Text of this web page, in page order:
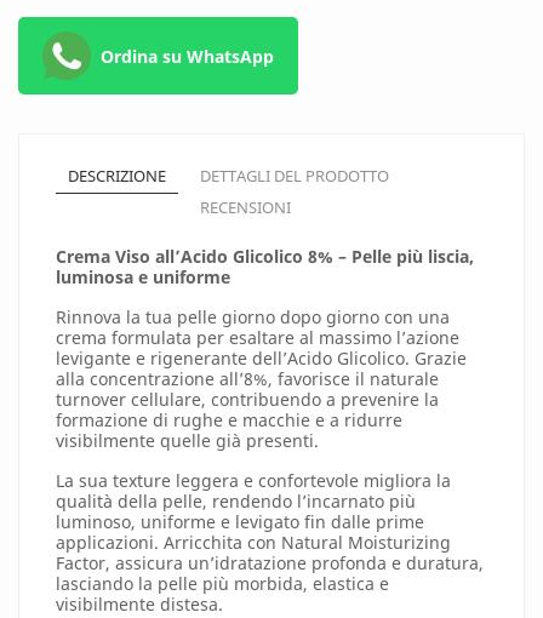
Ordina su WhatsApp
DESCRIZIONE
DETTAGLI DEL PRODOTTO
RECENSIONI
Crema Viso all’Acido Glicolico 8% – Pelle più liscia,
luminosa e uniforme
Rinnova la tua pelle giorno dopo giorno con una
crema formulata per esaltare al massimo l’azione
levigante e rigenerante dell’Acido Glicolico. Grazie
alla concentrazione all’8%, favorisce il naturale
turnover cellulare, contribuendo a prevenire la
formazione di rughe e macchie e a ridurre
visibilmente quelle già presenti.
La sua texture leggera e confortevole migliora la
qualità della pelle, rendendo l’incarnato più
luminoso, uniforme e levigato fin dalle prime
applicazioni. Arricchita con Natural Moisturizing
Factor, assicura un’idratazione profonda e duratura,
lasciando la pelle più morbida, elastica e
visibilmente distesa.